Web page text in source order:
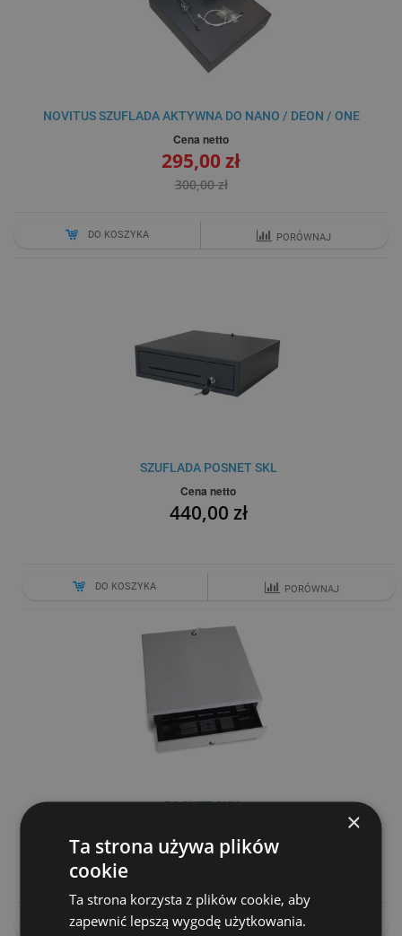
NOVITUS SZUFLADA AKTYWNA DO NANO / DEON / ONE
Cena netto
295,00 zł
300,00 zł
DO KOSZYKA PORÓWNAJ
SZUFLADA POSNET SKL
Cena netto
440,00 zł
DO KOSZYKA PORÓWNAJ
POSNET SKV
340,00 zł
NA ZAMÓWIENIE PORÓWNAJ
×
Ta strona używa plików
cookie
Ta strona korzysta z plików cookie, aby
zapewnić lepszą wygodę użytkowania.